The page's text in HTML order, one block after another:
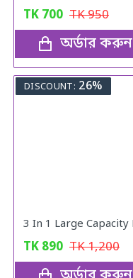
TK 700 TK950
অর্ডার করুন
DISCOUNT: 26%
TK 890 TK1,200